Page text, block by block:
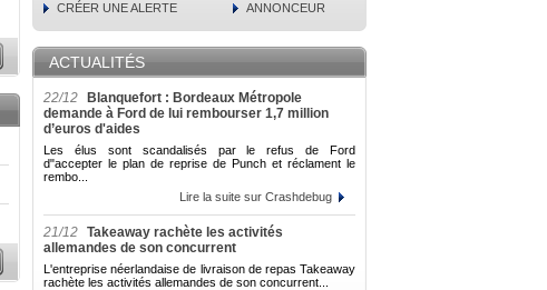
CRÉER UNE ALERTE
ANNONCEUR
ACTUALITÉS
22/12
Blanquefort : Bordeaux Métropole
demande à Ford de lui rembourser 1,7 million
d’euros d'aides
Les élus sont scandalisés par le refus de Ford
d"accepter le plan de reprise de Punch et réclament le
rembo...
Lire la suite sur Crashdebug
21/12 Takeaway rachète les activités
allemandes de son concurrent
L'entreprise néerlandaise de livraison de repas Takeaway
rachète les activités allemandes de son concurrent...